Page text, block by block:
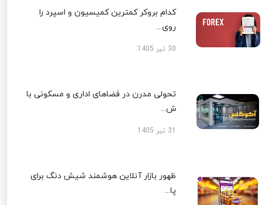
کدام بروکر کمترین کمیسیون و اسپرد را
روی...
30 تیر 1405
تحولی مدرن در فضاهای اداری و مسکونی با
ش...
ظهور بازار آنلاین هوشمند شیش دنگ برای
پا...